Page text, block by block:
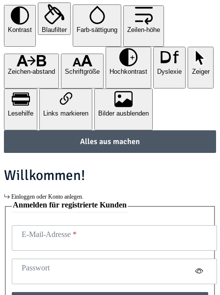
Kontrast Blaufilter Farb-sättigung Zeilen-höhe
Zeichen-abstand Schriftgröße Hochkontrast Dyslexie Zeiger
Lesehilfe Links markieren Bilder ausblenden
Alles aus machen
Willkommen!
Einloggen oder Konto anlegen.
Anmelden für registrierte Kunden
E-Mail-Adresse
Passwort